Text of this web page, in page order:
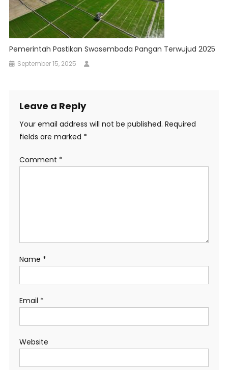
Pemerintah Pastikan Swasembada Pangan Terwujud 2025
September 15, 2025
Leave a Reply
Your email address will not be published. Required
fields are marked *
Comment *
Name *
Email *
Website